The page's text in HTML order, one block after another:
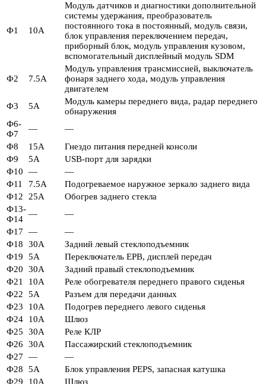
Ф1 10А
Модуль датчиков и диагностики дополнительной
системы удержания, преобразователь
постоянного тока в постоянный, модуль связи,
блок управления переключением передач,
приборный блок, модуль управления кузовом,
вспомогательный дисплейный модуль SDM
Ф2 7.5А
Модуль управления трансмиссией, выключатель
фонаря заднего хода, модуль управления
двигателем
Ф3
5А
Модуль камеры переднего вида, радар переднего
обнаружения
Ф6-
Ф7
—
—
Ф8
15А
Гнездо питания передней консоли
Ф9
5А
USB-порт для зарядки
Ф10
—
—
Ф11
7.5А
Подогреваемое наружное зеркало заднего вида
Ф12
25А
Обогрев заднего стекла
Ф13-
Ф14
—
—
Ф17
—
—
Ф18
30А
Задний левый стеклоподъемник
Ф19
5А
Переключатель EPB, дисплей передач
Ф20
30А
Задний правый стеклоподъемник
Ф21
10А
Реле обогревателя переднего правого сиденья
Ф22
5А
Разъем для передачи данных
Ф23
10А
Подогрев переднего левого сиденья
Ф24
10А
Шлюз
Ф25
30А
Реле КЛР
Ф26
30А
Пассажирский стеклоподъемник
Ф27
—
—
Ф28
5А
Блок управления PEPS, запасная катушка
Ф29
10А Шлюз